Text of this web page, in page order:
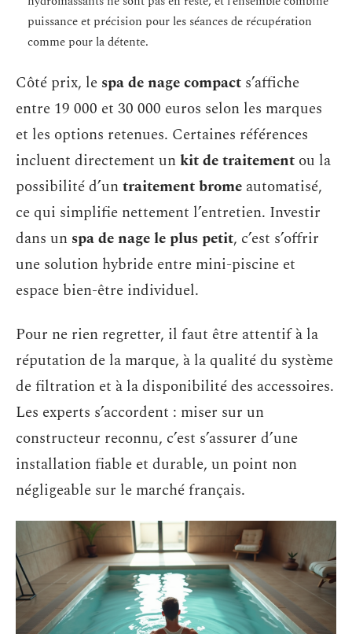
puissance et précision pour les séances de récupération
comme pour la détente.
Côté prix, le spa de nage compact s’affiche
entre 19 000 et 30 000 euros selon les marques
et les options retenues. Certaines références
incluent directement unkit de traitement ou la
possibilité d’untraitement brome automatisé,
ce qui simplifie nettement l’entretien. Investir
dans un spa de nage le plus petit, c’est s’offrir
une solution hybride entre mini-piscine et
espace bien-être individuel.
Pour ne rien regretter, il faut être attentif à la
réputation de la marque, à la qualité du système
de filtration et à la disponibilité des accessoires.
Les experts s’accordent : miser sur un
constructeur reconnu, c’est s’assurer d’une
installation fiable et durable, un point non
négligeable sur le marché français.